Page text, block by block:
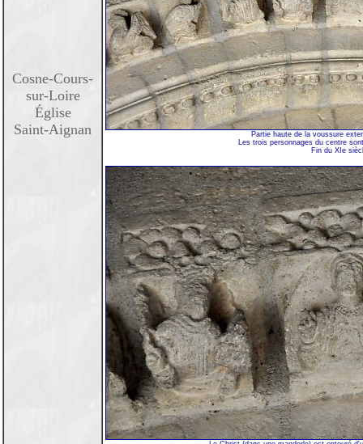
Cosne-Cours-
sur-Loire
Église
Saint-Aignan
Partie haute de la voussure
Les trois personnages du centre
Fin du XIe